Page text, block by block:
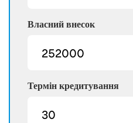
Власний внесок
Термін кредитування